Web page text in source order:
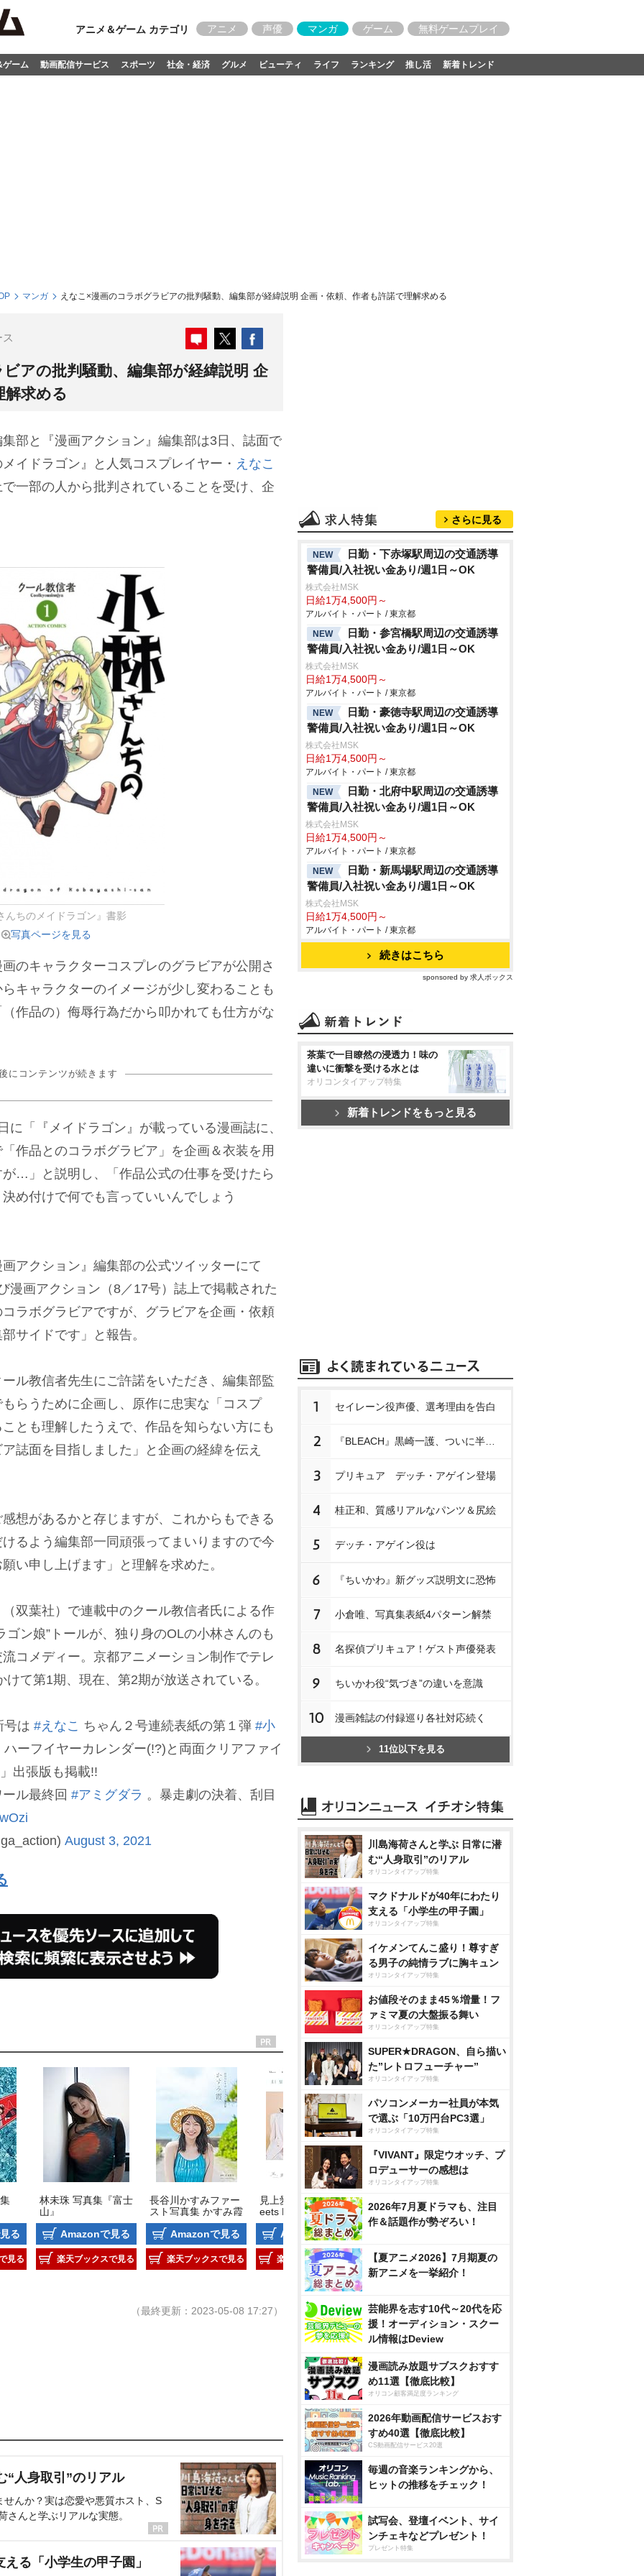
アニメ＆ゲーム カテゴリ アニメ 声優 マンガ ゲーム 無料ゲームプレイ
ゲーム 動画配信サービス スポーツ 社会・経済 グルメ ビューティ ライフ ランキング 推し活 新着トレンド
マンガ えなこ×漫画のコラボグラビアの批判騒動、編集部が経緯説明 企画・依頼、作者も許諾で理解求める
アの批判騒動、編集部が経緯説明 企
解求める
部と『漫画アクション』編集部は3日、誌面で
イドラゴン』と人気コスプレイヤー・ えなこ
一部の人から批判されていることを受け、企
んちのメイドラゴン』書影
写真ページを見る
のキャラクターコスプレのグラビアが公開さ
キャラクターのイメージが少し変わることも
作品の）侮辱行為だから叩かれても仕方がな
にコンテンツが続きます
「『メイドラゴン』が載っている漫画誌に、
作品とのコラボグラビア」を企画＆衣装を用
…」と説明し、「作品公式の仕事を受けたら
付けで何でも言っていいんでしょう
アクション』編集部の公式ツイッターにて
漫画アクション（8／17号）誌上で掲載された
ラボグラビアですが、グラビアを企画・依頼
サイドです」と報告。
ル教信者先生にご許諾をいただき、編集部監
らうために企画し、原作に忠実な「コスプ
とも理解したうえで、作品を知らない方にも
誌面を目指しました」と企画の経緯を伝え
想があるかと存じますが、これからもできる
るよう編集部一同頑張ってまいりますので今
い申し上げます」と理解を求めた。
双葉社）で連載中のクール教信者氏による作
ン娘”トールが、独り身のOLの小林さんのも
コメディー。京都アニメーション制作でテレ
て第1期、現在、第2期が放送されている。
は #えなこ ちゃん２号連続表紙の第１弾 #小
ーフイヤーカレンダー(!?)と両面クリアファイ
出張版も掲載!!
ル最終回 #アミグダラ 。暴走劇の決着、刮目
August 3, 2021
る
見る
林未珠 写真集『富士
山』
Amazonで見る
楽天ブックスで見る
長谷川かすみファー
スト写真集 かすみ霞
Amazonで見る
楽天ブックスで見る
見上愛&上坂樹里 m
eets NHK 連続テレ
ビ小説 風、薫る
Amazonで見る
楽天ブックスで見る
知英写真集 Still Me
楽天ブックスで見る
井口裕香写真集 『c
appuccino』
楽天ブックスで見る
（最終更新：2023-05-08 17:27）
“人身取引”のリアル
んか？実は恋愛や悪質ホスト、S
さんと学ぶリアルな実態。
る「小学生の甲子園」
さらに見る
NEW
日勤・下赤塚駅周辺の交通誘導
警備員/入社祝い金あり/週1日～OK
株式会社MSK
日給1万4,500円～
アルバイト・パート / 東京都
NEW
日勤・参宮橋駅周辺の交通誘導
警備員/入社祝い金あり/週1日～OK
株式会社MSK
日給1万4,500円～
アルバイト・パート / 東京都
NEW
日勤・豪徳寺駅周辺の交通誘導
警備員/入社祝い金あり/週1日～OK
株式会社MSK
日給1万4,500円～
アルバイト・パート / 東京都
NEW
日勤・北府中駅周辺の交通誘導
警備員/入社祝い金あり/週1日～OK
株式会社MSK
日給1万4,500円～
アルバイト・パート / 東京都
NEW
日勤・新馬場駅周辺の交通誘導
警備員/入社祝い金あり/週1日～OK
株式会社MSK
日給1万4,500円～
アルバイト・パート / 東京都
続きはこちら
sponsored by 求人ボックス
茶葉で一目瞭然の浸透力！味の
違いに衝撃を受ける水とは
オリコンタイアップ特集
新着トレンドをもっと見る
1 セイレーン役声優、選考理由を告白
2
3 プリキュア デッチ・アゲイン登場
4 桂正和、質感リアルなパンツ＆尻絵
5 デッチ・アゲイン役は
6 『ちいかわ』新グッズ説明文に恐怖
7 小倉唯、写真集表紙4パターン解禁
8 名探偵プリキュア！ゲスト声優発表
9 ちいかわ役“気づき”の違いを意識
10 漫画雑誌の付録巡り各社対応続く
11位以下を見る
川島海荷さんと学ぶ 日常に潜
む“人身取引”のリアル
オリコンタイアップ特集
マクドナルドが40年にわたり
支える「小学生の甲子園」
オリコンタイアップ特集
イケメンてんこ盛り！尊すぎ
る男子の純情ラブに胸キュン
オリコンタイアップ特集
お値段そのまま45％増量！フ
ァミマ夏の大盤振る舞い
オリコンタイアップ特集
SUPER★DRAGON、自ら描い
た”レトロフューチャー”
オリコンタイアップ特集
パソコンメーカー社員が本気
で選ぶ「10万円台PC3選」
オリコンタイアップ特集
『VIVANT』限定ウオッチ、プ
ロデューサーの感想は
オリコンタイアップ特集
2026年7月夏ドラマも、注目
作＆話題作が勢ぞろい！
【夏アニメ2026】7月期夏の
新アニメを一挙紹介！
芸能界を志す10代～20代を応
援！オーディション・スクー
ル情報はDeview
漫画読み放題サブスクおすす
め11選【徹底比較】
オリコン顧客満足度ランキング
2026年動画配信サービスおす
すめ40選【徹底比較】
CS動画配信サービス20選
毎週の音楽ランキングから、
ヒットの推移をチェック！
試写会、登壇イベント、サイ
ンチェキなどプレゼント！
プレゼント特集